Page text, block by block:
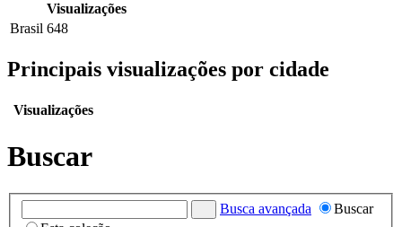
Visualizações
Brasil 648
Principais visualizações por cidade
Visualizações
Buscar
Busca avançada
Buscar